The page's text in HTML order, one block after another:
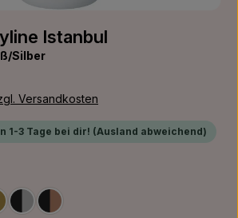
Istanbul
Silber
Versandkosten
1-3 Tage bei dir! (Ausland abweichend)
Gold
Schwarz/Silber
Schwarz/Bronze